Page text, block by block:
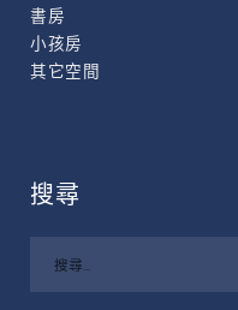
書房
小孩房
其它空間
搜尋